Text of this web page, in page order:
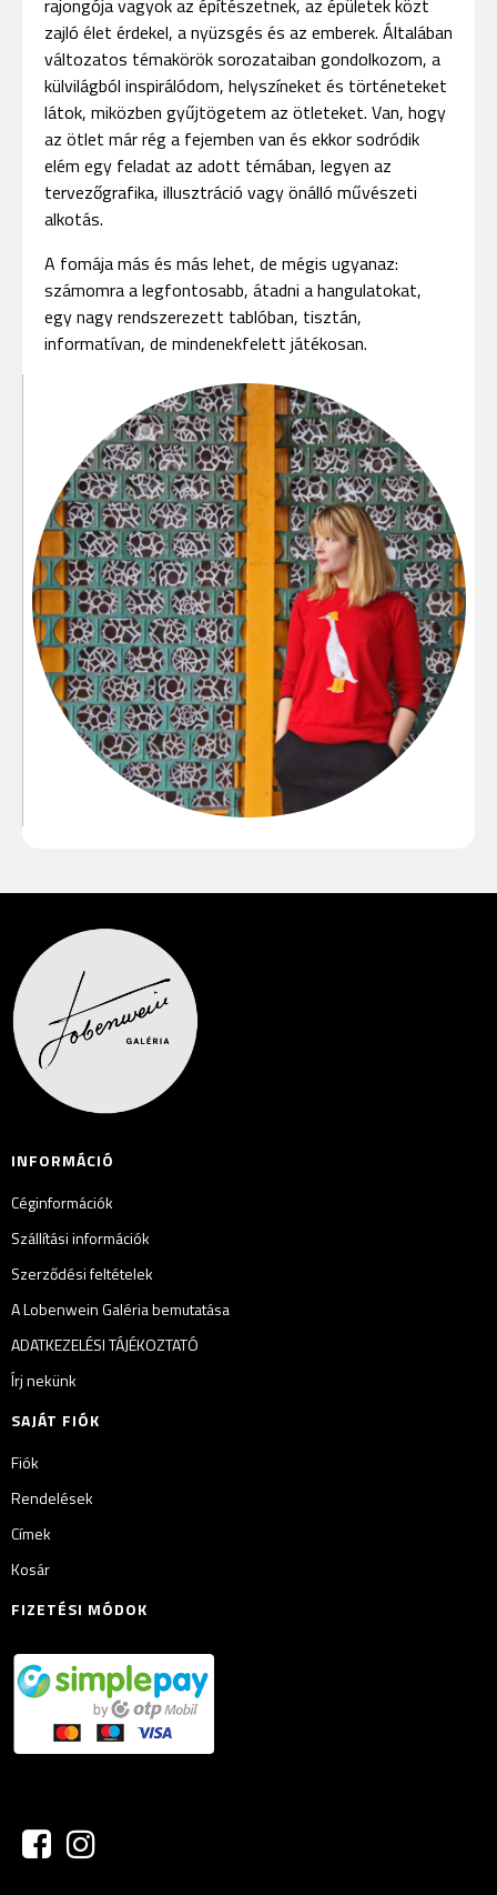
rajongója vagyok az építészetnek, az épületek közt
zajló élet érdekel, a nyüzsgés és az emberek. Általában
változatos témakörök sorozataiban gondolkozom, a
külvilágból inspirálódom, helyszíneket és történeteket
látok, miközben gyűjtögetem az ötleteket. Van, hogy
az ötlet már rég a fejemben van és ekkor sodródik
elém egy feladat az adott témában, legyen az
tervezőgrafika, illusztráció vagy önálló művészeti
alkotás.
A fomája más és más lehet, de mégis ugyanaz:
számomra a legfontosabb, átadni a hangulatokat,
egy nagy rendszerezett tablóban, tisztán,
informatívan, de mindenekfelett játékosan.
INFORMÁCIÓ
Céginformációk
Szállítási információk
Szerződési feltételek
A Lobenwein Galéria bemutatása
ADATKEZELÉSI TÁJÉKOZTATÓ
Írj nekünk
SAJÁT FIÓK
Fiók
Rendelések
Címek
Kosár
FIZETÉSI MÓDOK